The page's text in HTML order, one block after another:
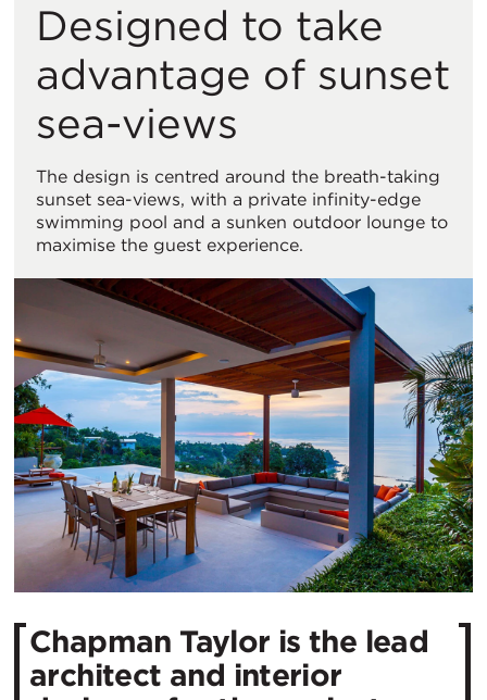
Designed to take
advantage of sunset
sea-views
The design is centred around the breath-taking
sunset sea-views, with a private infinity-edge
swimming pool and a sunken outdoor lounge to
maximise the guest experience.
Chapman Taylor is the lead
architect and interior